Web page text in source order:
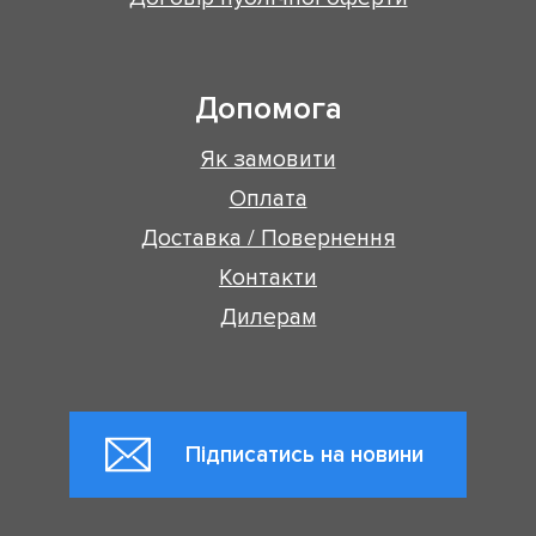
Допомога
Як замовити
Оплата
Доставка / Повернення
Контакти
Дилерам
Підписатись на новини